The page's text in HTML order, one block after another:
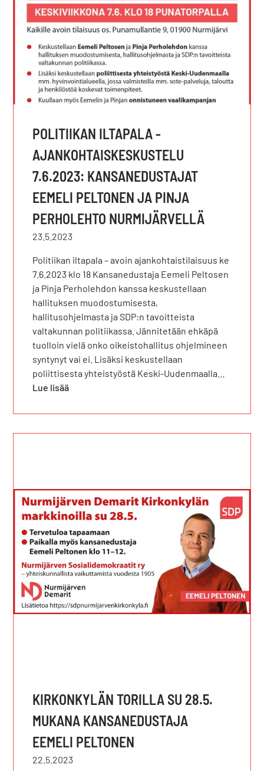
POLITIIKAN ILTAPALA -
AJANKOHTAISKESKUSTELU
7.6.2023: KANSANEDUSTAJAT
EEMELI PELTONEN JA PINJA
PERHOLEHTO NURMIJÄRVELLÄ
23.5.2023
Politiikan iltapala – avoin ajankohtaistilaisuus ke
7.6.2023 klo 18 Kansanedustaja Eemeli Peltosen
ja Pinja Perholehdon kanssa keskustellaan
hallituksen muodostumisesta,
hallitusohjelmasta ja SDP:n tavoitteista
valtakunnan politiikassa. Jännitetään ehkäpä
tuolloin vielä onko oikeistohallitus ohjelmineen
syntynyt vai ei. Lisäksi keskustellaan
poliittisesta yhteistyöstä Keski-Uudenmaalla…
Lue lisää
KIRKONKYLÄN TORILLA SU 28.5.
MUKANA KANSANEDUSTAJA
EEMELI PELTONEN
22.5.2023